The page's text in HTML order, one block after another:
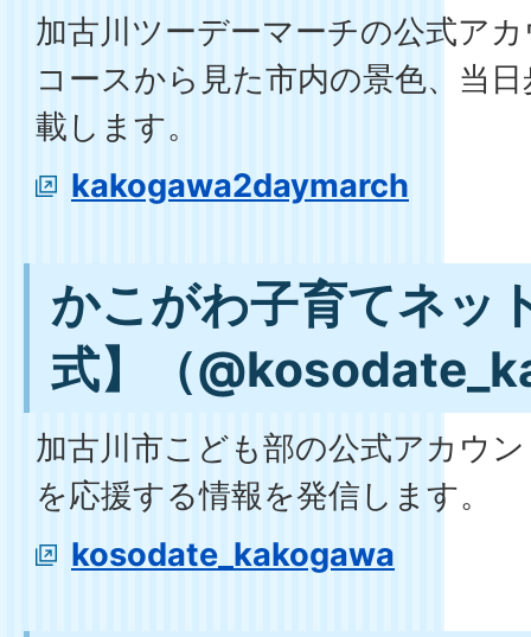
加古川ツーデーマーチの公式ア
コースから見た市内の景色、当
載します。
kakogawa2daymarch
かこがわ子育てネッ
式】（
加古川市こども部の公式アカウ
を応援する情報を発信します。
kosodate_kakogawa